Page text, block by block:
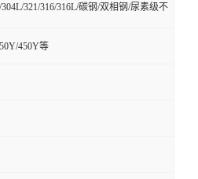
321/316/316L/碳钢/双相钢/尿素级不
450Y等